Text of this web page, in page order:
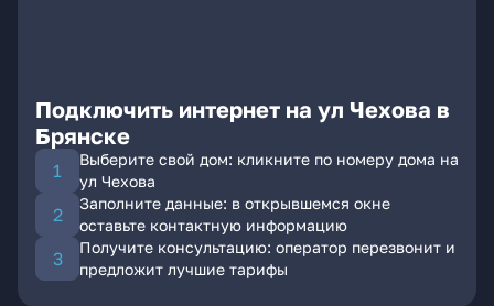
Подключить интернет на ул Чехова в
Брянске
Выберите свой дом: кликните по номеру дома на
ул Чехова
Заполните данные: в открывшемся окне
оставьте контактную информацию
Получите консультацию: оператор перезвонит и
предложит лучшие тарифы